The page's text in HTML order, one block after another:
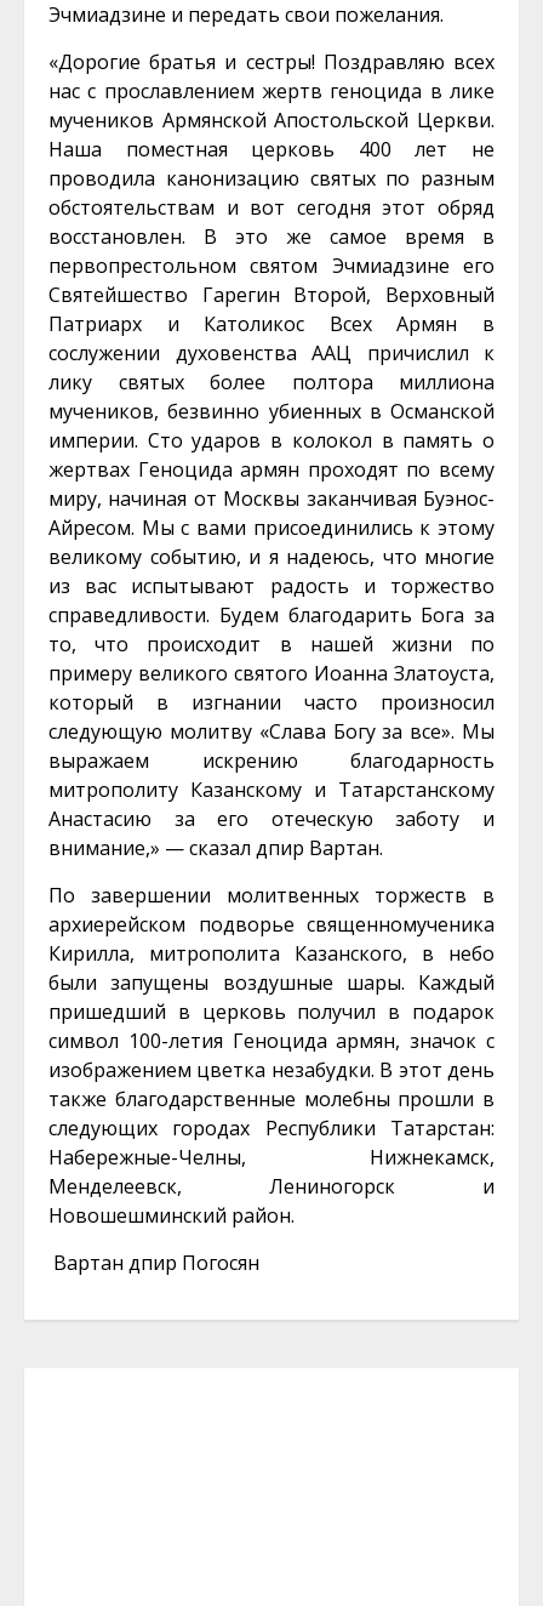
Эчмиадзине и передать свои пожелания.
«Дорогие братья и сестры! Поздравляю всех
нас с прославлением жертв геноцида в лике
мучеников Армянской Апостольской Церкви.
Наша поместная церковь 400 лет не
проводила канонизацию святых по разным
обстоятельствам и вот сегодня этот обряд
восстановлен. В это же самое время в
первопрестольном святом Эчмиадзине его
Святейшество Гарегин Второй, Верховный
Патриарх и Католикос Всех Армян в
сослужении духовенства ААЦ причислил к
лику святых более полтора миллиона
мучеников, безвинно убиенных в Османской
империи. Сто ударов в колокол в память о
жертвах Геноцида армян проходят по всему
миру, начиная от Москвы заканчивая Буэнос-
Айресом. Мы с вами присоединились к этому
великому событию, и я надеюсь, что многие
из вас испытывают радость и торжество
справедливости. Будем благодарить Бога за
то, что происходит в нашей жизни по
примеру великого святого Иоанна Златоуста,
который в изгнании часто произносил
следующую молитву «Слава Богу за все». Мы
выражаем искрению благодарность
митрополиту Казанскому и Татарстанскому
Анастасию за его отеческую заботу и
внимание,» — сказал дпир Вартан.
По завершении молитвенных торжеств в
архиерейском подворье священномученика
Кирилла, митрополита Казанского, в небо
были запущены воздушные шары. Каждый
пришедший в церковь получил в подарок
символ 100-летия Геноцида армян, значок с
изображением цветка незабудки. В этот день
также благодарственные молебны прошли в
следующих городах Республики Татарстан:
Набережные-Челны, Нижнекамск,
Менделеевск, Лениногорск и
Новошешминский район.
Вартан дпир Погосян